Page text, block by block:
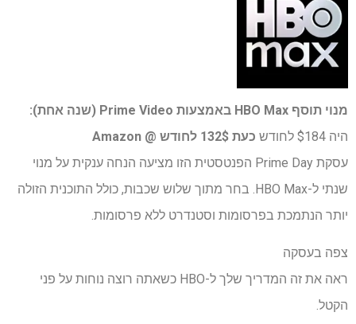
מנוי תוסף HBO Max באמצעות Prime Video (שנה אחת):
היה $184 לחודש
כעת 132$ לחודש @ Amazon
עסקת Prime Day הפנטסטית הזו מציעה הנחה ענקית על מנוי
שנתי ל-HBO Max. בחר מתוך שלוש שכבות, כולל התוכנית הזולה
יותר הנתמכת בפרסומות וסטנדרט ללא פרסומות.
צפה בעסקה
ראה את זה המדריך שלך ל-HBO כשאתה רוצה נוחות על פני
הקטל.